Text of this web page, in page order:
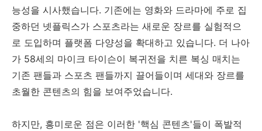
능성을 시사했습니다. 기존에는 영화와 드라마에 주로 집
중하던 넷플릭스가 스포츠라는 새로운 장르를 실험적으
로 도입하며 플랫폼 다양성을 확대하고 있습니다. 더 나아
가 58세의 마이크 타이슨이 복귀전을 치른 복싱 매치는
기존 팬들과 스포츠 팬들까지 끌어들이며 세대와 장르를
초월한 콘텐츠의 힘을 보여주었습니다.
하지만, 흥미로운 점은 이러한 '핵심 콘텐츠'들이 폭발적